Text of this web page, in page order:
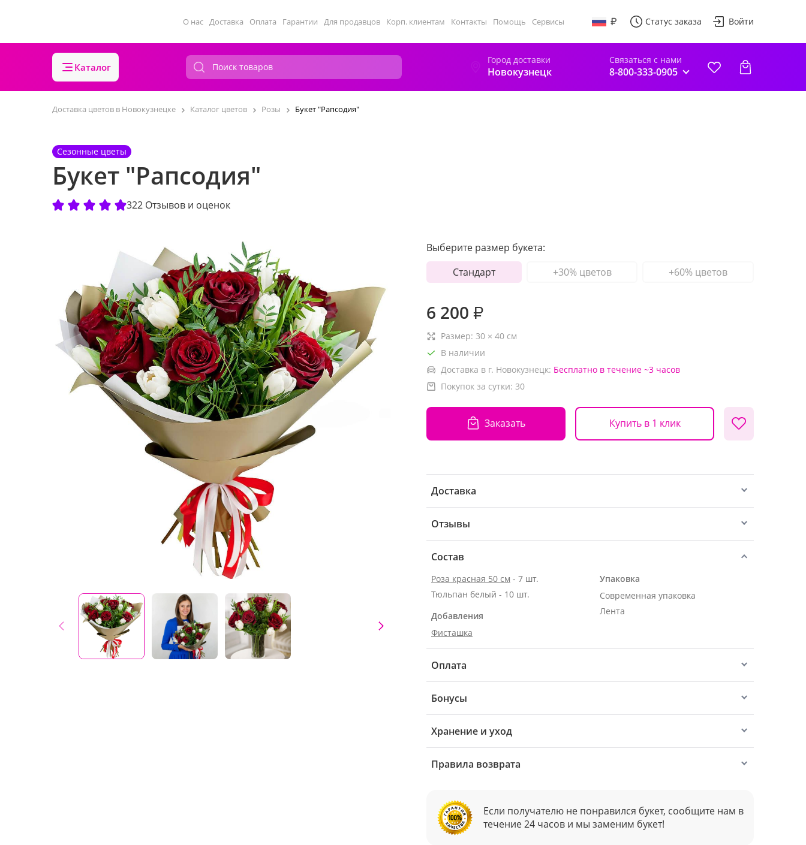
О нас Доставка Оплата Гарантии Для продавцов Корп. клиентам Контакты Помощь Сервисы Статус заказа Войти
Каталог
Город доставки
Новокузнецк
Связаться с нами
8-800-333-0905
Доставка цветов в Новокузнецке Каталог цветов Розы Букет "Рапсодия"
Сезонные цветы
Букет "Рапсодия"
322 Отзывов и оценок
Выберите размер букета:
Стандарт
+30% цветов +60% цветов
6 200 ₽
Размер: 30 × 40 см
В наличии
Доставка в г. Новокузнецк: Бесплатно в течение ~3 часов
Покупок за сутки: 30
Заказать Купить в 1 клик
Доставка
Отзывы
Состав
Роза красная 50 см - 7 шт.
Тюльпан белый - 10 шт.
Добавления
Фисташка
Упаковка
Современная упаковка
Лента
Оплата
Бонусы
Хранение и уход
Правила возврата
Если получателю не понравился букет, сообщите нам в
течение 24 часов и мы заменим букет!